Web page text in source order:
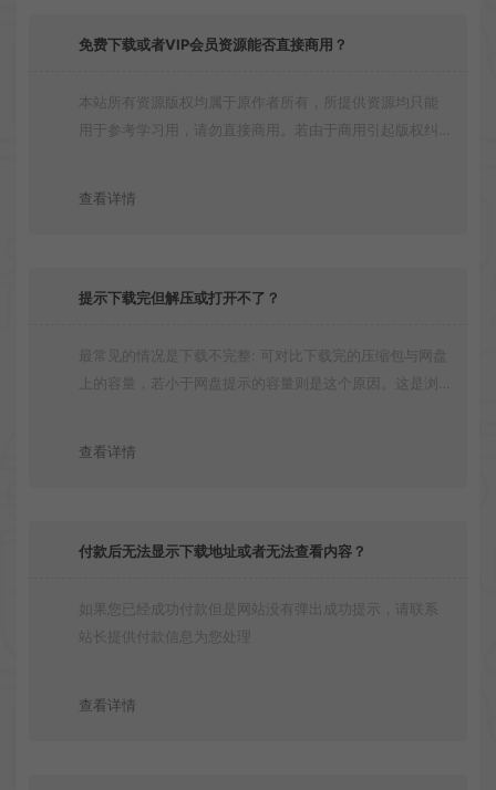
免费下载或者VIP会员资源能否直接商用？
本站所有资源版权均属于原作者所有，所提供资源均只能
用于参考学习用，请勿直接商用。若由于商用引起版权纠
查看详情
提示下载完但解压或打开不了？
最常见的情况是下载不完整: 可对比下载完的压缩包与网盘
上的容量，若小于网盘提示的容量则是这个原因。这是浏
查看详情
付款后无法显示下载地址或者无法查看内容？
如果您已经成功付款但是网站没有弹出成功提示，请联系
站长提供付款信息为您处理
查看详情